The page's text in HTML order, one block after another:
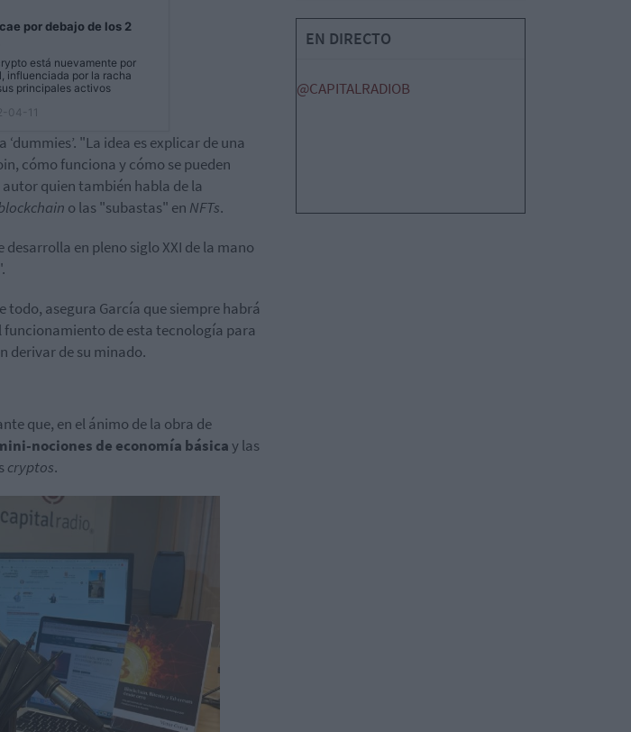
por debajo de los 2
está nuevamente por
influenciada por la racha
principales activos
04-11
‘dummies’. "La idea es explicar de una
cómo funciona y cómo se pueden
quien también habla de la
o las "subastas" en NFTs.
desarrolla en pleno siglo XXI de la mano
todo, asegura García que siempre habrá
funcionamiento de esta tecnología para
derivar de su minado.
que, en el ánimo de la obra de
nociones de economía básicay las
cryptos.
EN DIRECTO
@CAPITALRADIOB